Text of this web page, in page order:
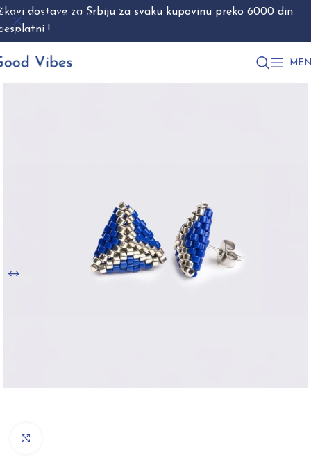
Skip to navigation
Skip to main content
dostave za Srbiju za svaku kupovinu preko 6000 din
!